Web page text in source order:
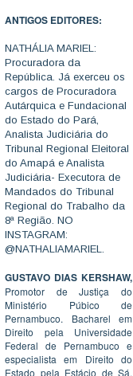
ANTIGOS EDITORES:
NATHÁLIA MARIEL:
Procuradora da
República. Já exerceu os
cargos de Procuradora
Autárquica e Fundacional
do Estado do Pará,
Analista Judiciária do
Tribunal Regional Eleitoral
do Amapá e Analista
Judiciária- Executora de
Mandados do Tribunal
Regional do Trabalho da
8ª Região. NO
INSTAGRAM:
@NATHALIAMARIEL.
GUSTAVO DIAS KERSHAW,
Promotor de Justiça do
Ministério Púbico de
Pernambuco. Bacharel em
Direito pela Universidade
Federal de Pernambuco e
especialista em Direito do
Estado pela Estácio de Sá.